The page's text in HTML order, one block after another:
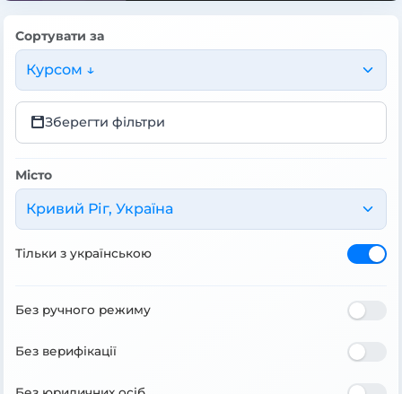
Сортувати за
Курсом ↓
Зберегти фільтри
Місто
Кривий Ріг, Україна
Тільки з українською
Без ручного режиму
Без верифікації